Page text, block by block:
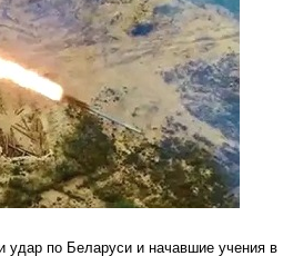
по Беларуси и начавшие учения в